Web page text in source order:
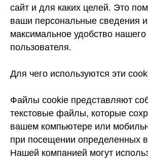
сайт и для каких целей. Это
ваши персональные сведения и
максимальное удобство
пользователя.
Для чего используются эти
Файлы cookie представляют
текстовые файлы, которые
вашем компьютере или
при посещении определенных
Нашей компанией могут